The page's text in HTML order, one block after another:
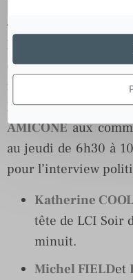
– LCI
la 1ère édition de
durant la Coupe du
il interviendra dans
la Nouvelle-Zélande.
AMICONEaux
au jeudi de 6h30 à
pour l’interview
Katherine
tête de LCI Soir
minuit.
Michel FIELDet